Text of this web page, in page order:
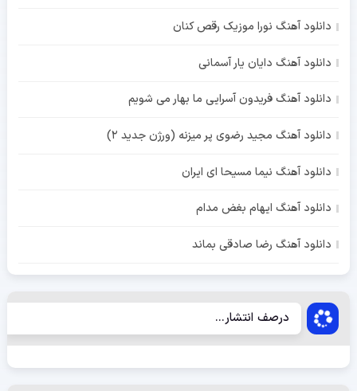
دانلود آهنگ نورا موزیک رقص کنان
دانلود آهنگ دایان یار آسمانی
دانلود آهنگ فریدون آسرایی ما بهار می شویم
دانلود آهنگ مجید رضوی پر میزنه (ورژن جدید 2)
دانلود آهنگ نیما مسیحا ای ایران
دانلود آهنگ ایهام بغض مدام
دانلود آهنگ رضا صادقی بماند
درصف انتشار...